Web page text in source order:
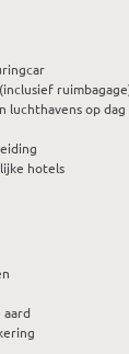
luchthavens op dag
hotels